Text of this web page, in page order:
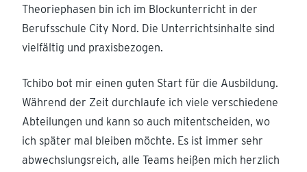
Theoriephasen bin ich im Blockunterricht in der
Berufsschule City Nord. Die Unterrichtsinhalte sind
vielfältig und praxisbezogen.
Tchibo bot mir einen guten Start für die Ausbildung.
Während der Zeit durchlaufe ich viele verschiedene
Abteilungen und kann so auch mitentscheiden, wo
ich später mal bleiben möchte. Es ist immer sehr
abwechslungsreich, alle Teams heißen mich herzlich